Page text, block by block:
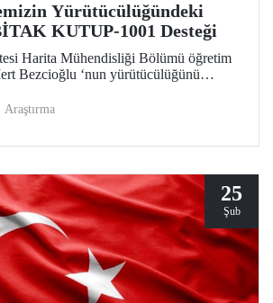
Yürütücülüğündeki
KUTUP-1001 Desteği
Harita Mühendisliği Bölümü öğretim
Bezcioğlu ‘nun yürütücülüğünü
desteğe değer görüldü.
Araştırma
25
Şub